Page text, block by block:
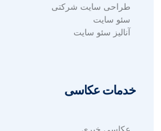
طراحی سایت شرکتی
سئو سایت
آنالیز سئو سایت
خدمات عکاسی